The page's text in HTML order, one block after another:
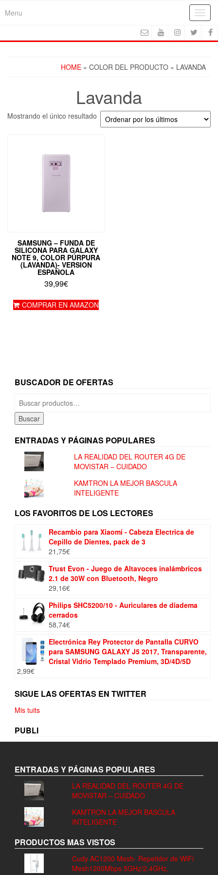
Menu
HOME » COLOR DEL PRODUCTO » LAVANDA
Lavanda
Mostrando el único resultado
SAMSUNG – FUNDA DE
SILICONA PARA GALAXY
NOTE 9, COLOR PÚRPURA
(LAVANDA)- VERSION
ESPAÑOLA
39,99€
COMPRAR EN AMAZON
BUSCADOR DE OFERTAS
por:
Buscar
ENTRADAS Y PÁGINAS POPULARES
LA REALIDAD DEL ROUTER 4G DE
MOVISTAR – CUIDADO
KAMTRON LA MEJOR BASCULA
INTELIGENTE
LOS FAVORITOS DE LOS LECTORES
Recambio para Xiaomi - Cabeza Electrica de
Cepillo de Dientes, pack de 3
21,75€
Trust Evon - Juego de Altavoces inalámbricos
2.1 de 30W con Bluetooth, Negro
29,16€
Philips SHC5200/10 - Auriculares de diadema
cerrados
58,74€
Electrónica Rey Protector de Pantalla CURVO
para SAMSUNG GALAXY J5 2017, Transparente,
Cristal Vidrio Templado Premium, 3D/4D/5D
2,99€
SIGUE LAS OFERTAS EN TWITTER
Mis tuits
PUBLI
ENTRADAS Y PÁGINAS POPULARES
LA REALIDAD DEL ROUTER 4G DE
MOVISTAR – CUIDADO
KAMTRON LA MEJOR BASCULA
INTELIGENTE
PRODUCTOS MAS VISTOS
Cudy AC1200 Mesh- Repetidor de WiFi
Mesh1200Mbps 5GHz/2.4GHz,